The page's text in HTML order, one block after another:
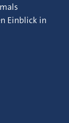
Einblick in